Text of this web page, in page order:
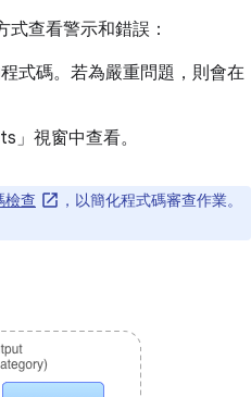
查看警示和錯誤：
式碼。若為嚴重問題，則會在
」 視窗中查看。
檢查
，以簡化程式碼審查作業。